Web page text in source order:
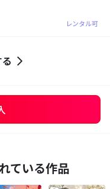
レンタル可
ている作品